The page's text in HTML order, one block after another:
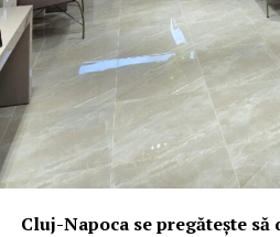
Cluj-Napoca se pregătește